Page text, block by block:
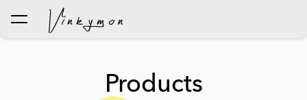
was added to the cart.
Products